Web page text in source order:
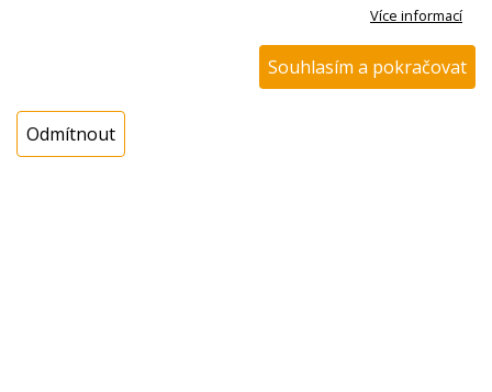
Více informací
Souhlasím a pokračovat
Odmítnout